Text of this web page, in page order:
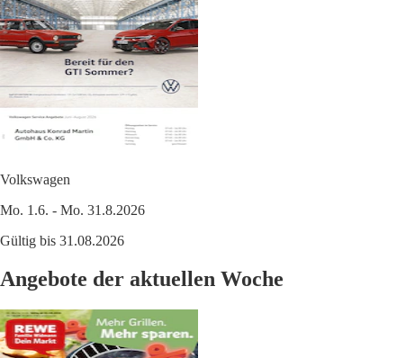
Volkswagen
Mo. 1.6. - Mo. 31.8.2026
Gültig bis 31.08.2026
Angebote der aktuellen Woche